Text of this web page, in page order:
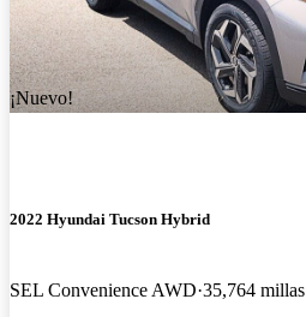
¡Nuevo!
2022 Hyundai Tucson Hybrid
SEL Convenience AWD 35,764 millas